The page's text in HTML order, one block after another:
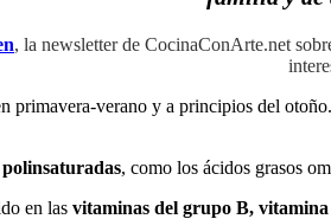
, la newsletter de CocinaConArte.net
primavera-verano y a principios del
, como los ácidos grasos
en las vitaminas del grupo B,